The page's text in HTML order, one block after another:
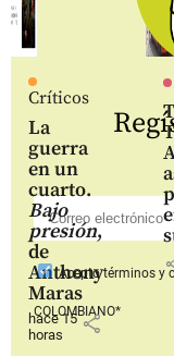
Críticos
La
guerra
en un
cuarto.
Bajo
presión,
de
Anthony
Maras
hace 15
horas
share
Aceptotérminos y
COLOMBIANO*